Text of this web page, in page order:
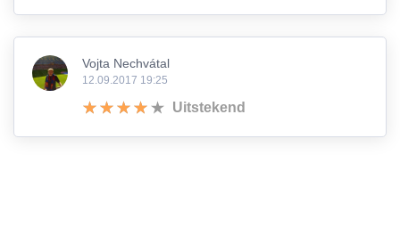
Vojta Nechvátal
12.09.2017 19:25
Uitstekend